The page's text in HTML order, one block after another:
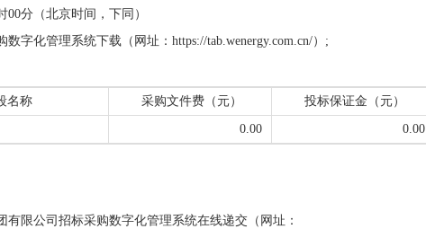
00分（北京时间，下同）
字化管理系统下载（网址：https://tab.wenergy.com.cn/）;
名称 采购文件费（元） 投标保证金（元）
0.00 0.00
限公司招标采购数字化管理系统在线递交（网址：